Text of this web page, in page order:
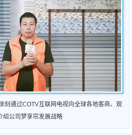
刻通过COTV互联网电视向全球各地客商、观
绍公司梦享帘发展战略